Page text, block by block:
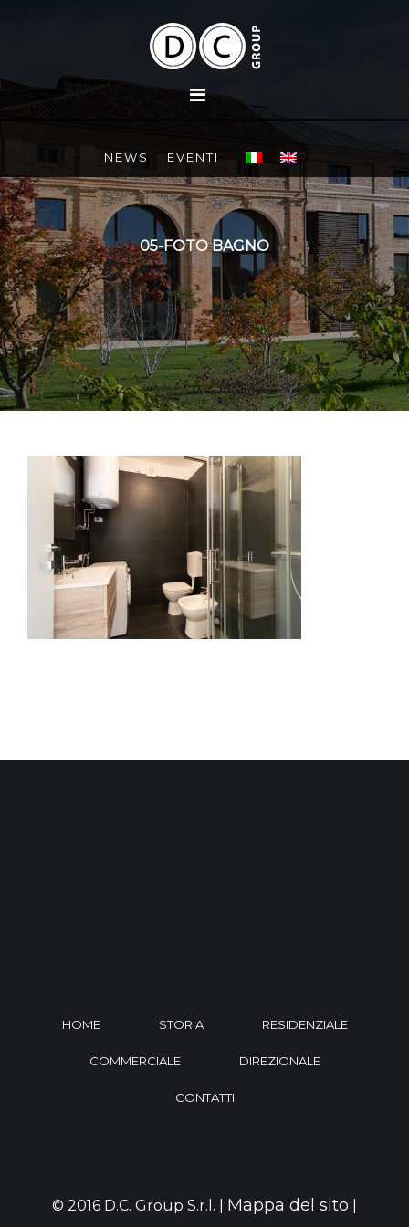
NEWS EVENTI
05-FOTO BAGNO
HOME STORIA RESIDENZIALE
COMMERCIALE DIREZIONALE
CONTATTI
© 2016 D.C. Group S.r.l. | Mappa del sito